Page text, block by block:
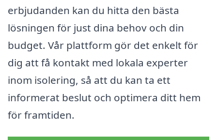
erbjudanden kan du hitta den bästa
lösningen för just dina behov och din
budget. Vår plattform gör det enkelt för
dig att få kontakt med lokala experter
inom isolering, så att du kan ta ett
informerat beslut och optimera ditt hem
för framtiden.